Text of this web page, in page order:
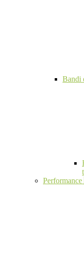
Bandi
Performance